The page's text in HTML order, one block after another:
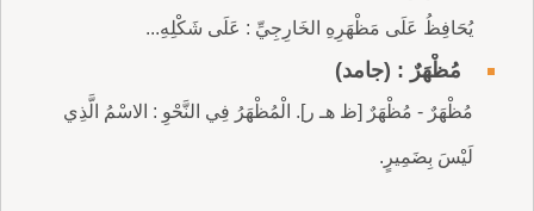
يُحَافِظُ عَلَى مَظْهَرِهِ الخَارِجِيِّ : عَلَى شَكْلِهِ...
مُظْهَرٌ : (جامد)
مُظْهَرٌ - مُظْهَرٌ [ظ هـ ر]. الْمُظْهَرُ فِي النَّحْوِ : الاسْمُ الَّذِي
لَيْسَ بِضَمِيرٍ.